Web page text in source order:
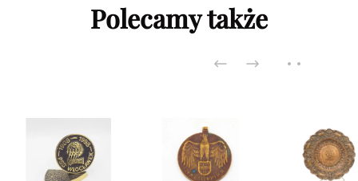
Polecamy także